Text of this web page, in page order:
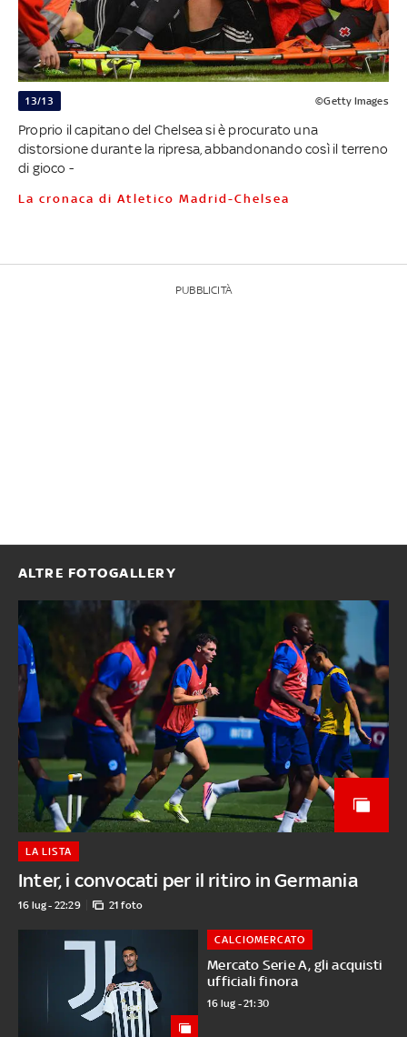
13/13 ©Getty Images
Proprio il capitano del Chelsea si è procurato una
distorsione durante la ripresa, abbandonando così il terreno
di gioco -
La cronaca di Atletico Madrid-Chelsea
PUBBLICITÀ
ALTRE FOTOGALLERY
Inter, i convocati per il ritiro in Germania
LA LISTA
16 lug - 22:29 21 foto
Mercato Serie A, gli acquisti
ufficiali finora
CALCIOMERCATO
16 lug - 21:30